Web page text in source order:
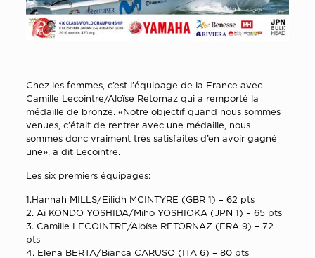
Chez les femmes, c’est l’équipage de la France avec
Camille Lecointre/Aloïse Retornaz qui a remporté la
médaille de bronze. «Notre objectif quand nous sommes
venues, c’était de rentrer avec une médaille, nous
sommes donc vraiment très satisfaites d’en avoir gagné
une», a dit Lecointre.
Les six premiers équipages:
1.Hannah MILLS/Eilidh MCINTYRE (GBR 1) – 62 pts
2. Ai KONDO YOSHIDA/Miho YOSHIOKA (JPN 1) – 65 pts
3. Camille LECOINTRE/Aloïse RETORNAZ (FRA 9) – 72
pts
4. Elena BERTA/Bianca CARUSO (ITA 6) – 80 pts